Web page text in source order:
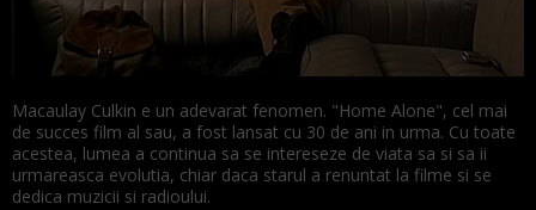
Macaulay Culkin e un adevarat fenomen. "Home Alone", cel mai
de succes film al sau, a fost lansat cu 30 de ani in urma. Cu toate
acestea, lumea a continua sa se intereseze de viata sa si sa ii
urmareasca evolutia, chiar daca starul a renuntat la filme si se
dedica muzicii si radioului.